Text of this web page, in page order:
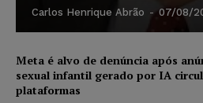
Carlos Henrique Abrão - 07/08/
Meta é alvo de denúncia após
sexual infantil gerado por IA
plataformas